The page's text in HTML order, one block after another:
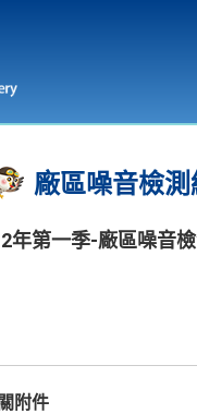
廠區噪音檢
年第一季-廠區噪音
附件